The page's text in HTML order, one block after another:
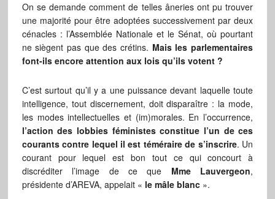
On se demande comment de telles âneries ont pu trouver
une majorité pour être adoptées successivement par deux
cénacles : l’Assemblée Nationale et le Sénat, où pourtant
ne siègent pas que des crétins. Mais les parlementaires
font-ils encore attention aux lois qu’ils votent ?
C’est surtout qu’il y a une puissance devant laquelle toute
intelligence, tout discernement, doit disparaître : la mode,
les modes intellectuelles et (im)morales. En l’occurrence,
l’action des lobbies féministes constitue l’un de ces
courants contre lequel il est téméraire de s’inscrire. Un
courant pour lequel est bon tout ce qui concourt à
discréditer l’image de ce que Mme Lauvergeon,
présidente d’AREVA, appelait « le mâle blanc ».